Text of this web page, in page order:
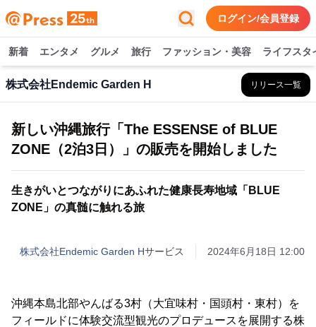
ログイン/会員登録
新着 エンタメ グルメ 旅行 ファッション・美容 ライフスタ
株式会社Endemic Garden H リリース一覧
新しい沖縄旅行「The ESSENSE of BLUE
ZONE（2泊3日）」の販売を開始しました
生きがいとつながりにあふれた健康長寿地域「BLUE
ZONE」の真髄に触れる旅
株式会社Endemic Garden Hサービス 2024年6月18日 12:00
沖縄本島北部やんばる3村（大宜味村・国頭村・東村）を
フィールドに体験交流型観光のプロデュースを展開する株